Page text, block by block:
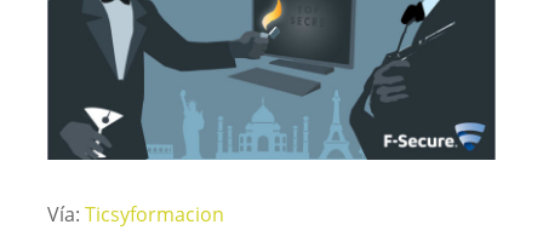
Vía: Ticsyformacion